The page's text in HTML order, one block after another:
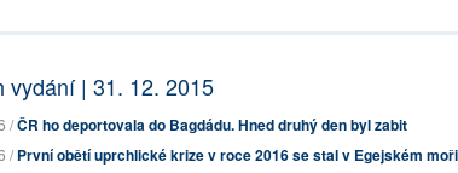
vydání | 31. 12. 2015
/ČR ho deportovala do Bagdádu. Hned druhý den byl zabit
/První obětí uprchlické krize v roce 2016 se stal v Egejském